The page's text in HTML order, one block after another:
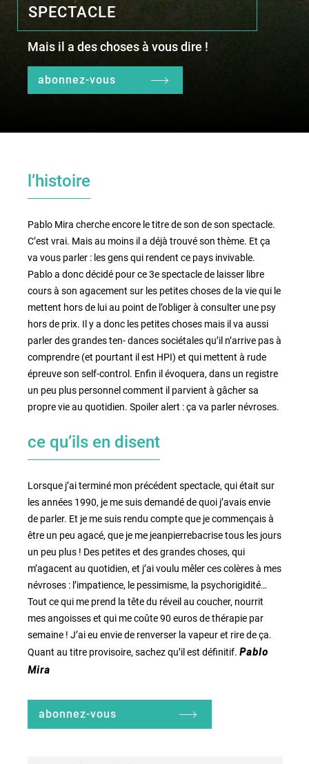
l'équipe
partenaires et mécènes
SPECTACLE
Mais il a des choses à vous dire !
abonnez-vous
l’histoire
Pablo Mira cherche encore le titre de son de son spectacle.
C’est vrai. Mais au moins il a déjà trouvé son thème. Et ça
va vous parler : les gens qui rendent ce pays invivable.
Pablo a donc décidé pour ce 3e spectacle de laisser libre
cours à son agacement sur les petites choses de la vie qui le
mettent hors de lui au point de l’obliger à consulter une psy
hors de prix. Il y a donc les petites choses mais il va aussi
parler des grandes ten- dances sociétales qu’il n’arrive pas à
comprendre (et pourtant il est HPI) et qui mettent à rude
épreuve son self-control. Enfin il évoquera, dans un registre
un peu plus personnel comment il parvient à gâcher sa
propre vie au quotidien. Spoiler alert : ça va parler névroses.
ce qu’ils en disent
Lorsque j’ai terminé mon précédent spectacle, qui était sur
les années 1990, je me suis demandé de quoi j’avais envie
de parler. Et je me suis rendu compte que je commençais à
être un peu agacé, que je me jeanpierrebacrise tous les jours
un peu plus ! Des petites et des grandes choses, qui
m’agacent au quotidien, et j’ai voulu mêler ces colères à mes
névroses : l’impatience, le pessimisme, la psychorigidité…
Tout ce qui me prend la tête du réveil au coucher, nourrit
mes angoisses et qui me coûte 90 euros de thérapie par
semaine ! J’ai eu envie de renverser la vapeur et rire de ça.
Quant au titre provisoire, sachez qu’il est définitif. Pablo
Mira
abonnez-vous